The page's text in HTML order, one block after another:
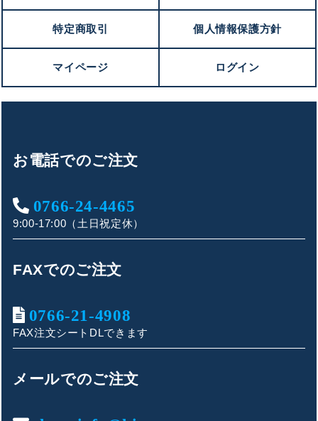
キンショウお問い合わせサポート
こんにちは！
お買い物やお問い合わせ相談のサポートをさせていただい
特定商取引 個人情報保護方針
マイページ ログイン
お電話でのご注文
0766-24-4465
9:00-17:00（土日祝定休）
FAXでのご注文
0766-21-4908
FAX注文シートDLできます
メールでのご注文